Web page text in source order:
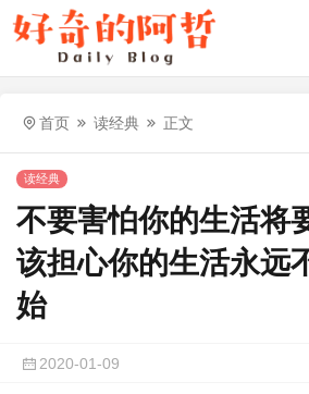
首页 读经典 正文
读经典
不要害怕你的生活将
该担心你的生活永远
始
2020-01-09